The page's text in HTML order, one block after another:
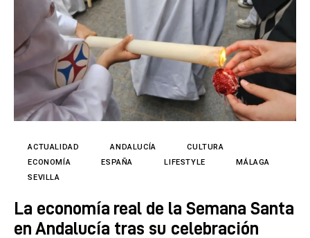
ACTUALIDAD ANDALUCÍA
CULTURA
ECONOMÍA
ESPAÑA LIFESTYLE
MÁLAGA
SEVILLA
La economía real de la Semana Santa
en Andalucía tras su celebración